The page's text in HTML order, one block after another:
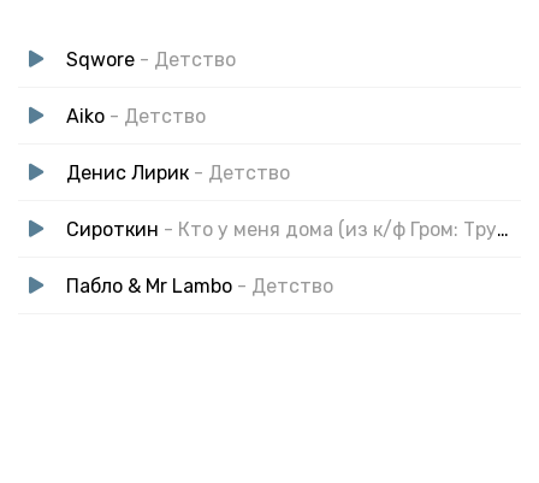
Sqwore - Детство
Aiko - Детство
Денис Лирик - Детство
Сироткин - Кто у меня дома (из к/ф Гром: Трудное Детство)
Пабло & Mr Lambo - Детство